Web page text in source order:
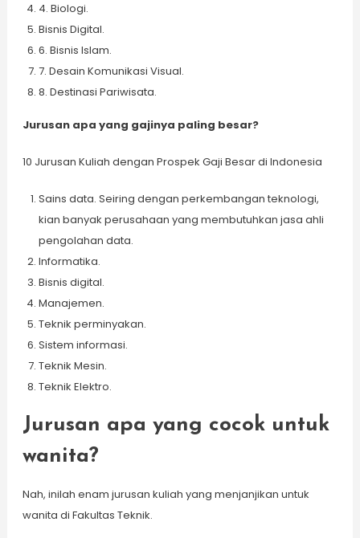
4. Biologi.
Bisnis Digital.
6. Bisnis Islam.
7. Desain Komunikasi Visual.
8. Destinasi Pariwisata.
Jurusan apa yang gajinya paling besar?
10 Jurusan Kuliah dengan Prospek Gaji Besar di Indonesia
Sains data. Seiring dengan perkembangan teknologi,
kian banyak perusahaan yang membutuhkan jasa ahli
pengolahan data.
Informatika.
Bisnis digital.
Manajemen.
Teknik perminyakan.
Sistem informasi.
Teknik Mesin.
Teknik Elektro.
Jurusan apa yang cocok untuk
wanita?
Nah, inilah enam jurusan kuliah yang menjanjikan untuk
wanita di Fakultas Teknik.